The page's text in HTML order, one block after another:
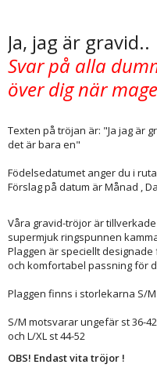
Ja, jag är gravid..
Svar på alla
över dig när
Texten på tröjan är: "Ja jag är
det är bara en"
Födelsedatumet anger du i
Förslag på datum är Månad ,
Våra gravid-tröjor är tillverkade
supermjuk ringspunnen
Plaggen är speciellt
och komfortabel passning för
Plaggen finns i storlekarna S/M
S/M motsvarar ungefär st 36-42
och L/XL st 44-52
OBS! Endast vita tröjor !